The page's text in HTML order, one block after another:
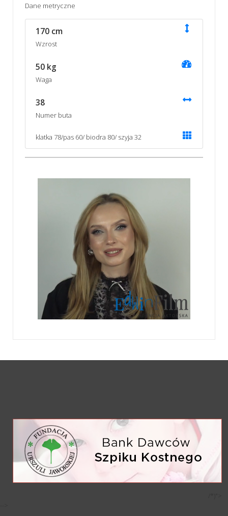
Dane metryczne
170 cm
Wzrost
50 kg
Waga
38
Numer buta
klatka 78/pas 60/ biodra 80/ szyja 32